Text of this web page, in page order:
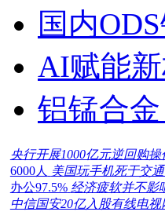
国内
AI赋能
铝锰合
央行开展1000亿元逆回购
6000人 美国玩手机死于交
办公97.5% 经济疲软并不影
中信国安20亿入股有线电视